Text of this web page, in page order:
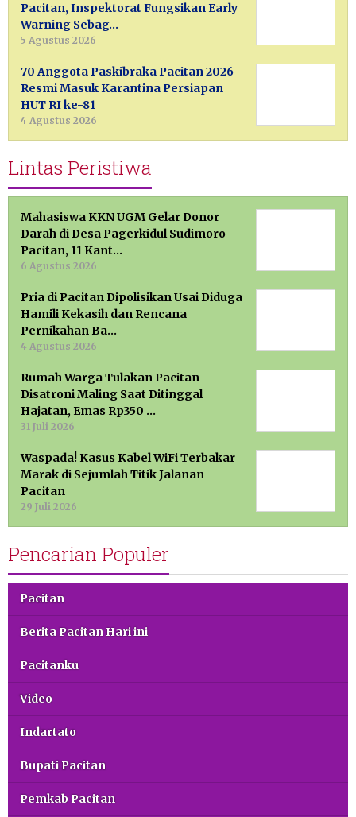
Pacitan, Inspektorat Fungsikan Early
Warning Sebag…
5 Agustus 2026
70 Anggota Paskibraka Pacitan 2026
Resmi Masuk Karantina Persiapan
HUT RI ke-81
4 Agustus 2026
Lintas Peristiwa
Mahasiswa KKN UGM Gelar Donor
Darah di Desa Pagerkidul Sudimoro
Pacitan, 11 Kant…
6 Agustus 2026
Pria di Pacitan Dipolisikan Usai Diduga
Hamili Kekasih dan Rencana
Pernikahan Ba…
4 Agustus 2026
Rumah Warga Tulakan Pacitan
Disatroni Maling Saat Ditinggal
Hajatan, Emas Rp350 …
31 Juli 2026
Waspada! Kasus Kabel WiFi Terbakar
Marak di Sejumlah Titik Jalanan
Pacitan
29 Juli 2026
Pencarian Populer
Pacitan
Berita Pacitan Hari ini
Pacitanku
Video
Indartato
Bupati Pacitan
Pemkab Pacitan